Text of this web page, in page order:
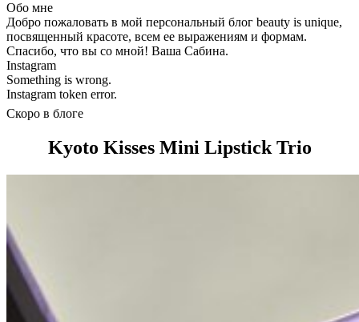
Обо мне
Добро пожаловать в мой персональный блог beauty is unique,
посвященный красоте, всем ее выражениям и формам.
Спасибо, что вы со мной! Ваша Сабина.
Instagram
Something is wrong.
Instagram token error.
Скоро в блоге
Kyoto Kisses Mini Lipstick Trio